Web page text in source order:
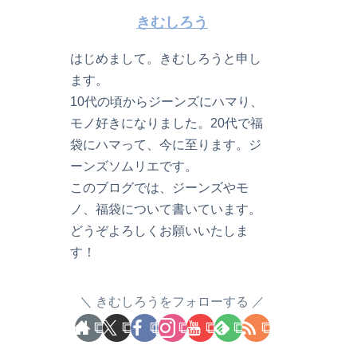
きむしろう
はじめまして。きむしろうと申し
ます。
10代の頃からジーンズにハマり、
モノ好きになりました。20代で福
袋にハマって、今に至ります。ジ
ーンズソムリエです。
このブログでは、ジーンズやモ
ノ、福袋について書いています。
どうぞよろしくお願いいたしま
す！
きむしろうをフォローする